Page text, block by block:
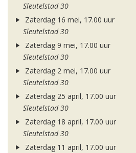
Sleutelstad 30
Zaterdag 16 mei, 17.00 uur
Sleutelstad 30
Zaterdag 9 mei, 17.00 uur
Sleutelstad 30
Zaterdag 2 mei, 17.00 uur
Sleutelstad 30
Zaterdag 25 april, 17.00 uur
Sleutelstad 30
Zaterdag 18 april, 17.00 uur
Sleutelstad 30
Zaterdag 11 april, 17.00 uur